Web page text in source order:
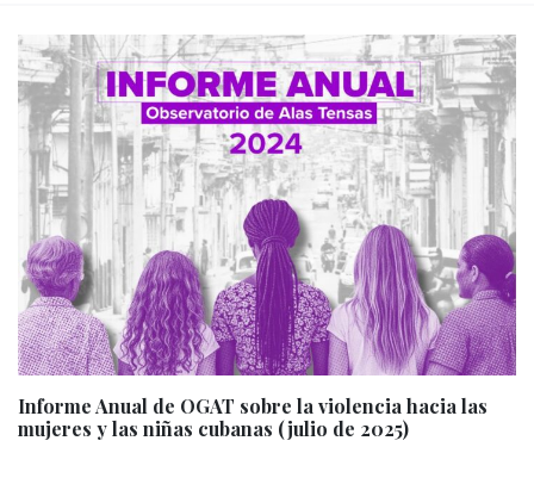
Informe Anual de OGAT sobre la violencia hacia las
mujeres y las niñas cubanas (julio de 2025)